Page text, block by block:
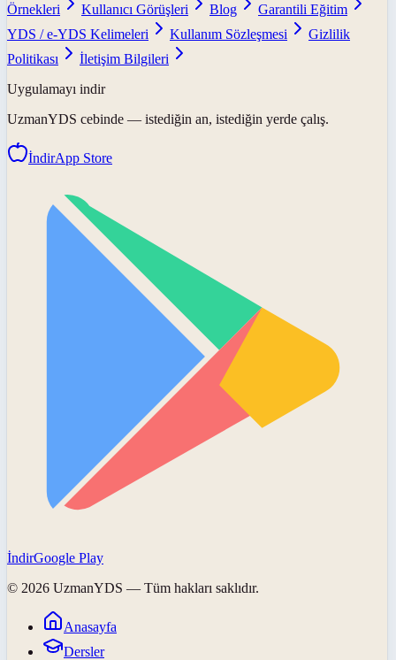
Örnekleri
Kullanıcı Görüşleri Blog
Garantili Eğitim
YDS / e-YDS Kelimeleri
Kullanım Sözleşmesi
Gizlilik
Politikası
İletişim Bilgileri
Uygulamayı indir
UzmanYDS cebinde — istediğin an, istediğin yerde çalış.
İndirApp Store
İndirGoogle Play
© 2026 UzmanYDS — Tüm hakları saklıdır.
Anasayfa
Dersler